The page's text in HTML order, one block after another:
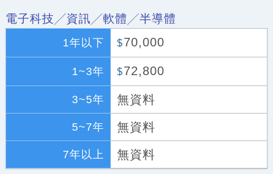
電子科技╱資訊╱軟體╱半導體
1年以下 $70,000
1~3年 $72,800
3~5年 無資料
5~7年 無資料
7年以上 無資料